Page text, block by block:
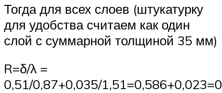
Тогда для всех слоев (штукатурку
для удобства считаем как один
слой с суммарной толщиной 35 мм)
R=δ/λ =
0,51/0,87+0,035/